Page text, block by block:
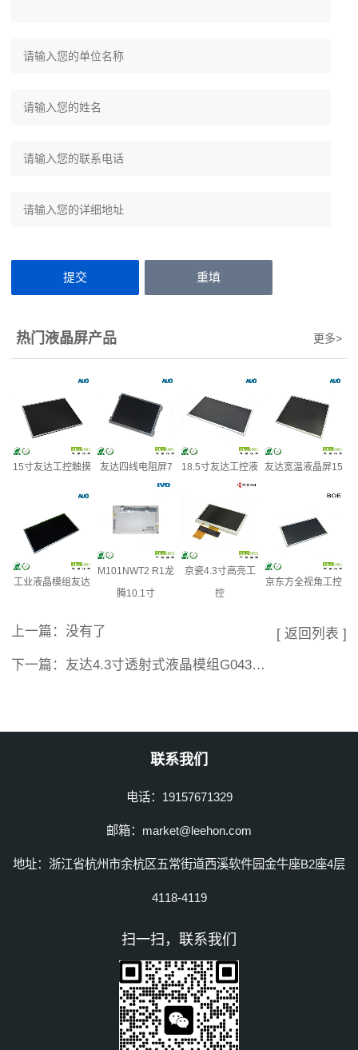
更多>
热门液晶屏产品
15寸友达工控触摸 友达四线电阻屏7 18.5寸友达工控液 友达宽温液晶屏15
工业液晶模组友达
M101NWT2 R1龙
腾10.1寸
京瓷4.3寸高亮工
控
京东方全视角工控
上一篇：没有了
下一篇： 友达4.3寸透射式液晶模组G043FTT01 V0工控液晶屏
[ 返回列表 ]
联系我们
电话：19157671329
邮箱：market@leehon.com
地址：浙江省杭州市余杭区五常街道西溪软件园金牛座B2座4层
4118-4119
扫一扫，联系我们